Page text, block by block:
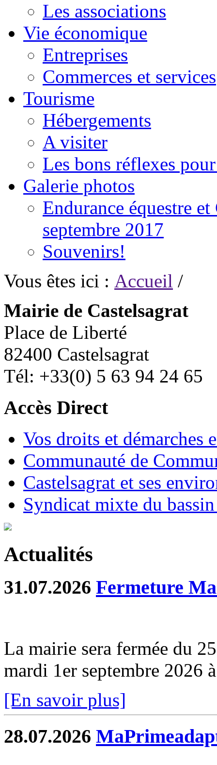
Les associations
Vie économique
Entreprises
Commerces et services
Tourisme
Hébergements
A visiter
Les bons réflexes
Galerie photos
Endurance équestre
septembre 2017
Souvenirs!
Vous êtes ici : Accueil /
Mairie de Castelsagrat
Place de Liberté
82400 Castelsagrat
Tél: +33(0) 5 63 94 24 65
Accès Direct
Vos droits et démarches
Communauté de
Castelsagrat et ses
Syndicat mixte du
Actualités
31.07.2026 Fermeture
La mairie sera fermée du
mardi 1er septembre 2026
[En savoir plus]
28.07.2026